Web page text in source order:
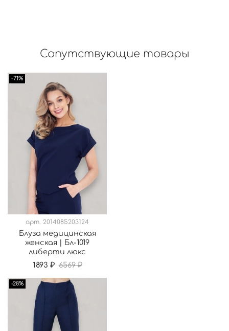
Сопутствующие товары
-71%
арт. 2014085203124
Блуза медицинская
женская | Бл-1019
либерти люкс
1893 ₽ 6569 ₽
-28%